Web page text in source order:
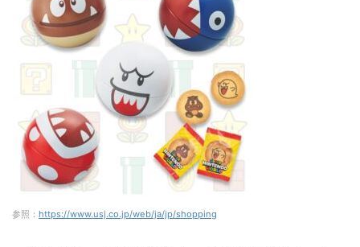
参照： https://www.usj.co.jp/web/ja/jp/shopping